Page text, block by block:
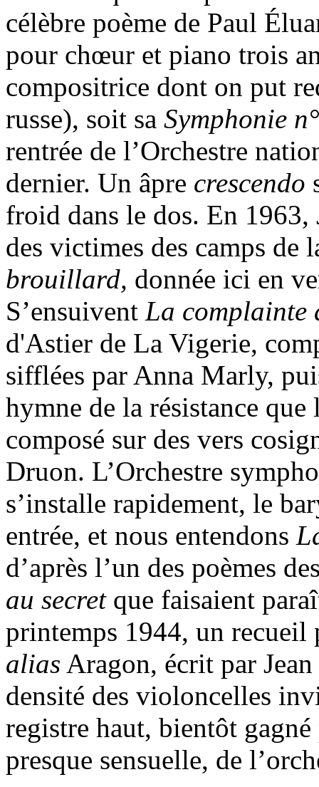
célèbre poème de Paul
pour chœur et piano trois
compositrice dont on put
russe), soit sa Symphonie
rentrée de l’Orchestre
dernier. Un âpre crescendo
froid dans le dos. En
des victimes des camps de
brouillard, donnée ici en
S’ensuivent La complainte
d'Astier de La Vigerie,
sifflées par Anna Marly,
hymne de la résistance que
composé sur des vers
Druon. L’Orchestre
s’installe rapidement, le
entrée, et nous entendons
d’après l’un des poèmes
au secret que faisaient
printemps 1944, un recueil
alias Aragon, écrit par
densité des violoncelles
registre haut, bientôt
presque sensuelle, de